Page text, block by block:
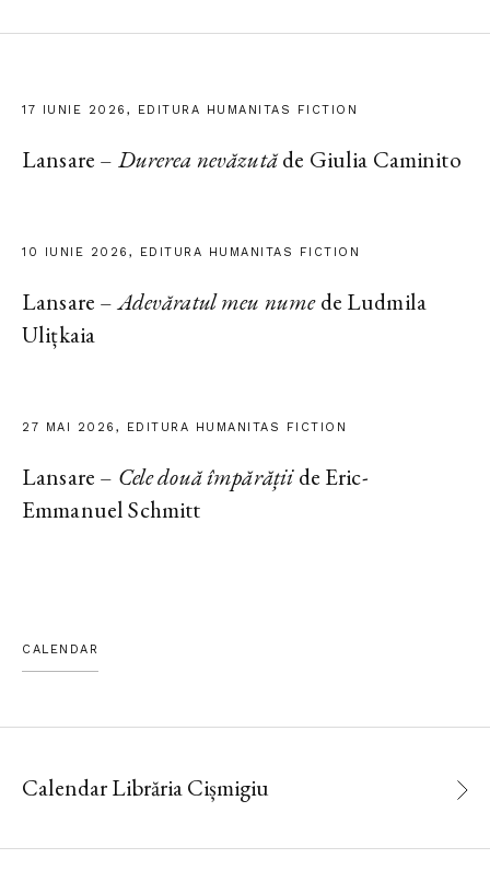
17 IUNIE 2026, EDITURA HUMANITAS FICTION
Lansare – Durerea nevăzutăde Giulia Caminito
10 IUNIE 2026, EDITURA HUMANITAS FICTION
Lansare –Adevăratul meu numede Ludmila
Ulițkaia
27 MAI 2026, EDITURA HUMANITAS FICTION
Lansare – Cele două împărățiide Eric-
Emmanuel Schmitt
CALENDAR
Calendar Librăria Cișmigiu